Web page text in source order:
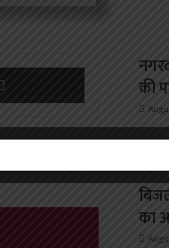
Share via Email
की
का